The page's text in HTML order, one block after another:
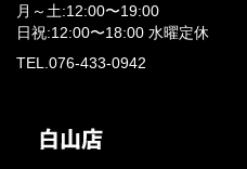
月～土:12:00〜19:00
日祝:12:00〜18:00 水曜定休
TEL.076-433-0942